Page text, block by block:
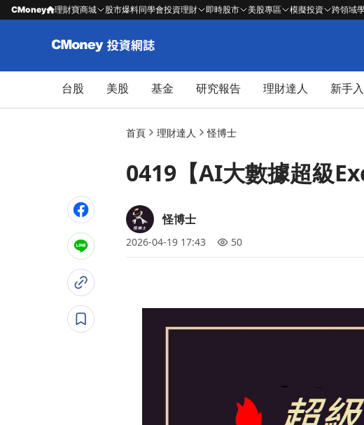
CMoney 理財寶商城 股市爆料同學會投資理財 即時股市 美股專區 模擬投資 跨領域
台股 美股 基金 研究報告 理財達人 新手
首頁 理財達人 怪博士
0419【AI大數據超級
怪博士
2026-04-19 17:43 50